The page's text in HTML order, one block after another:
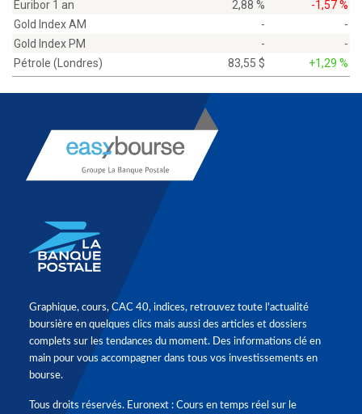
Euribor 1 an 2,88 %
-1,57 %
Gold Index AM
-
-
Gold Index PM
-
-
Pétrole (Londres)
83,55 $ +1,29 %
Graphique, cours, CAC 40, indices, retrouvez toute l'actualité
boursière en quelques clics mais aussi des articles et dossiers
complets sur les tendances du moment. Des informations clé en
main pour vous accompagner dans tous vos investissements en
bourse.
Tous droits réservés. Euronext : Cours en temps réel sur le